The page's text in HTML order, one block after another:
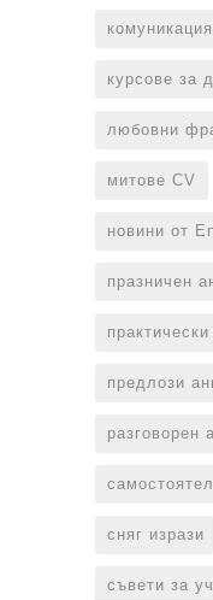
курсове за
любовни
митове CV
новини от
празничен
предлози
разговорен
сняг изрази
съвети за